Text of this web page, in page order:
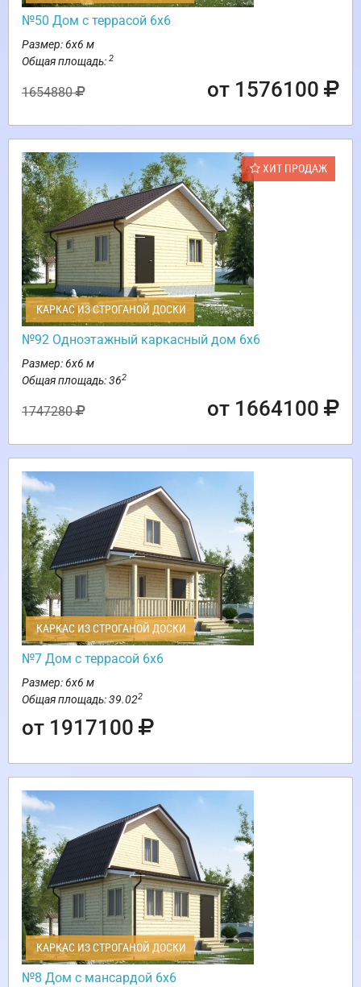
№50 Дом с террасой 6х6
Размер: 6х6 м
Общая площадь: 2
1654880 от 1576100
ХИТ ПРОДАЖ
КАРКАС ИЗ СТРОГАНОЙ ДОСКИ
№92 Одноэтажный каркасный дом 6х6
Размер: 6х6 м
Общая площадь: 362
1747280 от 1664100
КАРКАС ИЗ СТРОГАНОЙ ДОСКИ
№7 Дом с террасой 6х6
Размер: 6х6 м
Общая площадь: 39.022
от 1917100
КАРКАС ИЗ СТРОГАНОЙ ДОСКИ
№8 Дом с мансардой 6х6